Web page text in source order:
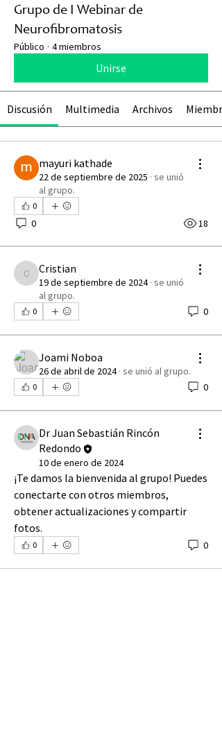
Grupo de I Webinar de
Neurofibromatosis
Público · 4 miembros
Unirse
Discusión Multimedia Archivos
mayuri kathade
22 de septiembre de 2025 · se unió
al grupo.
0
0 18
Cristian
Cristian
19 de septiembre de 2024· se unió
al grupo.
0 0
Joami Noboa
26 de abril de 2024· se unió al grupo.
0 0
Dr Juan Sebastián Rincón
Redondo
10 de enero de 2024
¡Te damos la bienvenida al grupo! Puedes
conectarte con otros miembros,
obtener actualizaciones y compartir
fotos.
0 0